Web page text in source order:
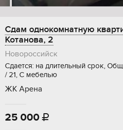
Сдам однокомнатную
Котанова, 2
Новороссийск
Сдается: на длительный срок,
/ 21, С мебелью
ЖК Арена
25 000 